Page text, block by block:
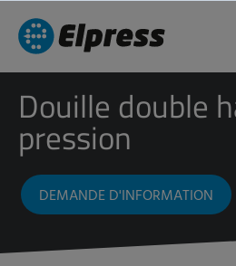
Douille double
pression
DEMANDE D'INFORMATION